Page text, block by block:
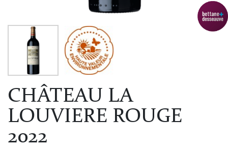
CHÂTEAU LA
LOUVIERE ROUGE
2022